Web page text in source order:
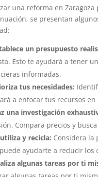
una reforma en
se presentan
un presupuesto
Esto te ayudará a tener
informadas.
tus necesidades:
a enfocar tus recursos
una investigación
Compara precios y
y recicla: Considera la
ayudarte a reducir
algunas tareas por ti